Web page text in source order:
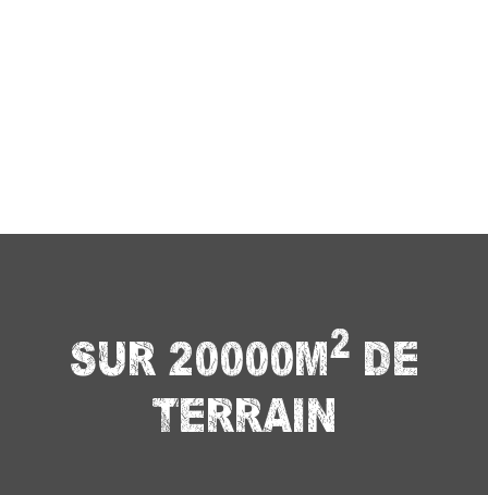
SUR 20000M2 DE
TERRAIN